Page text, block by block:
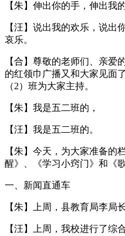
【朱】伸出你的手，伸出我
【汪】说出我的欢乐，说出
哀乐。
【合】尊敬的老师们、亲爱
的红领巾广播又和大家见面
（2）班为大家主持。
【朱】我是五二班的，
【汪】我是五二班的。
【朱】今天，为大家准备的
醒》、《学习小窍门》和《
一、新闻直通车
【朱】上周，县教育局李局
【汪】上周，我校进行了综